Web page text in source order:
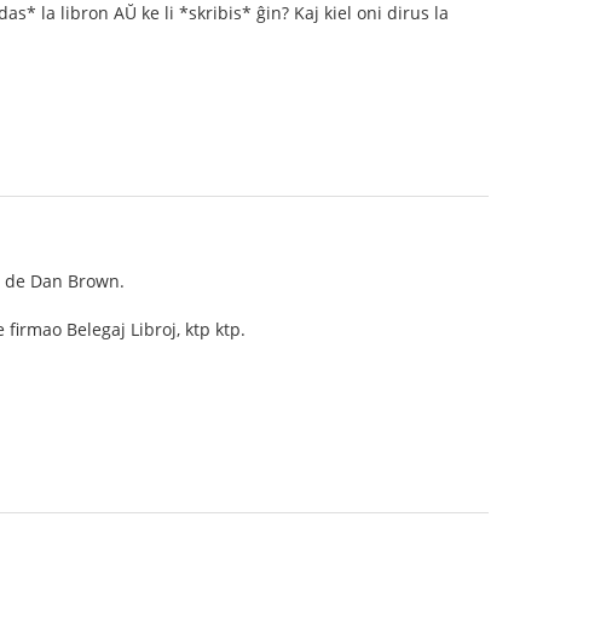
la libron AŬ ke li *skribis* ĝin? Kaj kiel oni dirus la
Dan Brown.
firmao Belegaj Libroj, ktp ktp.